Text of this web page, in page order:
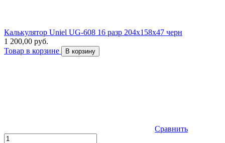
Калькулятор Uniel UG-608 16 разр 204x158x47 черн
1 200,00 руб.
Товар в корзине
В корзину
Сравнить